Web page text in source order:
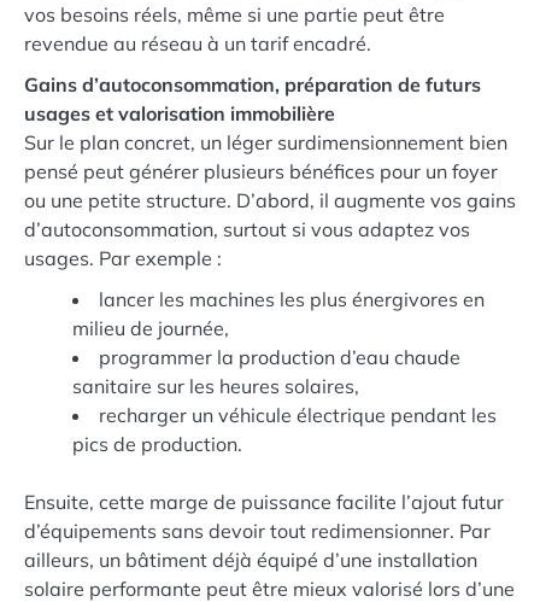
vos besoins réels, même si une partie peut être
revendue au réseau à un tarif encadré.
Gains d’autoconsommation, préparation de futurs
usages et valorisation immobilière
Sur le plan concret, un léger surdimensionnement bien
pensé peut générer plusieurs bénéfices pour un foyer
ou une petite structure. D’abord, il augmente vos gains
d’autoconsommation, surtout si vous adaptez vos
usages. Par exemple :
lancer les machines les plus énergivores en
milieu de journée,
programmer la production d’eau chaude
sanitaire sur les heures solaires,
recharger un véhicule électrique pendant les
pics de production.
Ensuite, cette marge de puissance facilite l’ajout futur
d’équipements sans devoir tout redimensionner. Par
ailleurs, un bâtiment déjà équipé d’une installation
solaire performante peut être mieux valorisé lors d’une